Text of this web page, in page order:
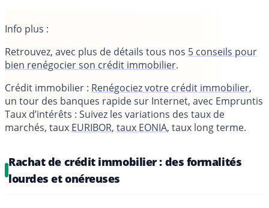
Info plus :
Retrouvez, avec plus de détails tous nos 5 conseils pour
bien renégocier son crédit immobilier.
Crédit immobilier : Renégociez votre crédit immobilier,
un tour des banques rapide sur Internet, avec Empruntis
Taux d’intérêts : Suivez les variations des taux de
marchés, taux EURIBOR, taux EONIA, taux long terme.
Rachat de crédit immobilier : des formalités
lourdes et onéreuses